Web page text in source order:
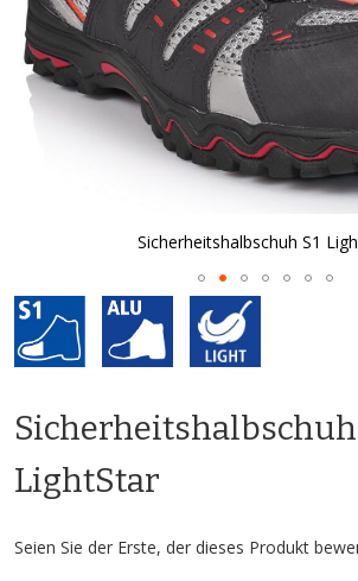
Sicherheitshalbschuh S1
Zum
Anfang
der
Sicherheitshalbschuh
LightStar
Seien Sie der Erste, der dieses Produkt